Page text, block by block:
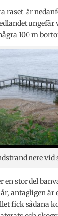
raset är
ungefär
100 m
nere vid
en stor del
antagligen är
fick sådana